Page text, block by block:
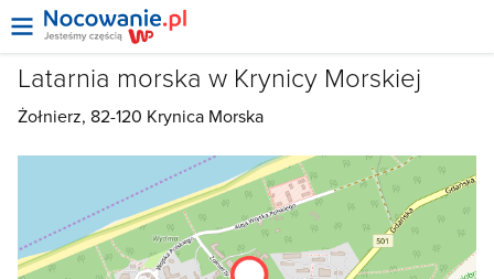
Latarnia morska w Krynicy Morskiej
Żołnierz, 82-120 Krynica Morska